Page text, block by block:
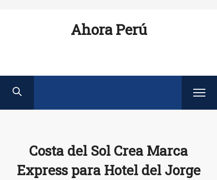
Ahora Perú
Costa del Sol Crea Marca
Express para Hotel del Jorge